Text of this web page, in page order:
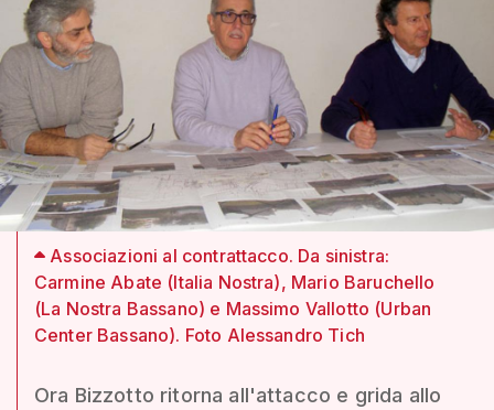
Associazioni al contrattacco. Da sinistra:
Carmine Abate (Italia Nostra), Mario Baruchello
(La Nostra Bassano) e Massimo Vallotto (Urban
Center Bassano). Foto Alessandro Tich
Ora Bizzotto ritorna all'attacco e grida allo